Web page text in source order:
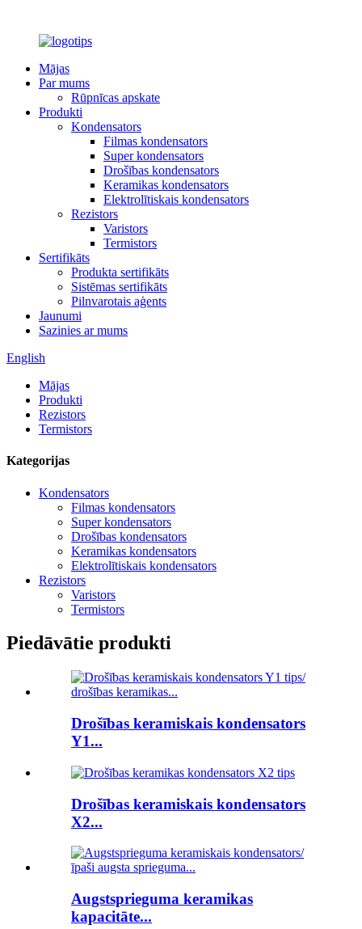
Mājas
Par mums
Rūpnīcas apskate
Produkti
Kondensators
Filmas kondensators
Super kondensators
Drošības kondensators
Keramikas kondensators
Elektrolītiskais kondensators
Rezistors
Varistors
Termistors
Sertifikāts
Produkta sertifikāts
Sistēmas sertifikāts
Pilnvarotais aģents
Jaunumi
Sazinies ar mums
English
Mājas
Produkti
Rezistors
Termistors
Kategorijas
Kondensators
Filmas kondensators
Super kondensators
Drošības kondensators
Keramikas kondensators
Elektrolītiskais kondensators
Rezistors
Varistors
Termistors
Piedāvātie produkti
Drošības keramiskais kondensators
Y1...
Drošības keramiskais kondensators
X2...
Augstsprieguma keramikas
kapacitāte...